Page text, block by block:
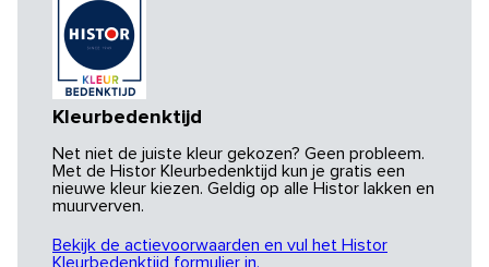
Kleurbedenktijd
Net niet de juiste kleur gekozen? Geen probleem.
Met de Histor Kleurbedenktijd kun je gratis een
nieuwe kleur kiezen. Geldig op alle Histor lakken en
muurverven.
Bekijk de actievoorwaarden en vul het Histor
Kleurbedenktijd formulier in.